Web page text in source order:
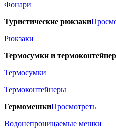
Фонари
Туристические рюкзаки
Рюкзаки
Термосумки и
Термосумки
Термоконтейнеры
ГермомешкиПросмотреть
Водонепроницаемые мешки